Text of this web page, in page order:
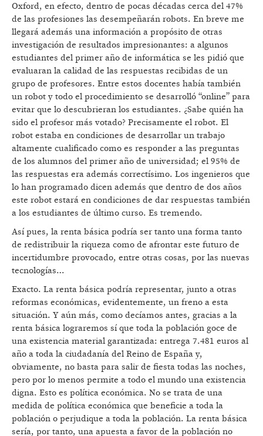
Oxford, en efecto, dentro de pocas décadas cerca del 47%
de las profesiones las desempeñarán robots. En breve me
llegará además una información a propósito de otras
investigación de resultados impresionantes: a algunos
estudiantes del primer año de informática se les pidió que
evaluaran la calidad de las respuestas recibidas de un
grupo de profesores. Entre estos docentes había también
un robot y todo el procedimiento se desarrolló “online” para
evitar que lo descubrieran los estudiantes. ¿Sabe quién ha
sido el profesor más votado? Precisamente el robot. El
robot estaba en condiciones de desarrollar un trabajo
altamente cualificado como es responder a las preguntas
de los alumnos del primer año de universidad; el 95% de
las respuestas era además correctísimo. Los ingenieros que
lo han programado dicen además que dentro de dos años
este robot estará en condiciones de dar respuestas también
a los estudiantes de último curso. Es tremendo.
Así pues, la renta básica podría ser tanto una forma tanto
de redistribuir la riqueza como de afrontar este futuro de
incertidumbre provocado, entre otras cosas, por las nuevas
tecnologías…
Exacto. La renta básica podría representar, junto a otras
reformas económicas, evidentemente, un freno a esta
situación. Y aún más, como decíamos antes, gracias a la
renta básica lograremos sí que toda la población goce de
una existencia material garantizada: entrega 7.481 euros al
año a toda la ciudadanía del Reino de España y,
obviamente, no basta para salir de fiesta todas las noches,
pero por lo menos permite a todo el mundo una existencia
digna. Esto es política económica. No se trata de una
medida de política económica que beneficie a toda la
población o perjudique a toda la población. La renta básica
sería, por tanto, una apuesta a favor de la población no